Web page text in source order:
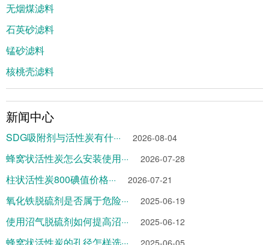
无烟煤滤料
石英砂滤料
锰砂滤料
核桃壳滤料
新闻中心
SDG吸附剂与活性炭有什··· 2026-08-04
蜂窝状活性炭怎么安装使用··· 2026-07-28
柱状活性炭800碘值价格··· 2026-07-21
氧化铁脱硫剂是否属于危险··· 2025-06-19
使用沼气脱硫剂如何提高沼··· 2025-06-12
2025-06-05